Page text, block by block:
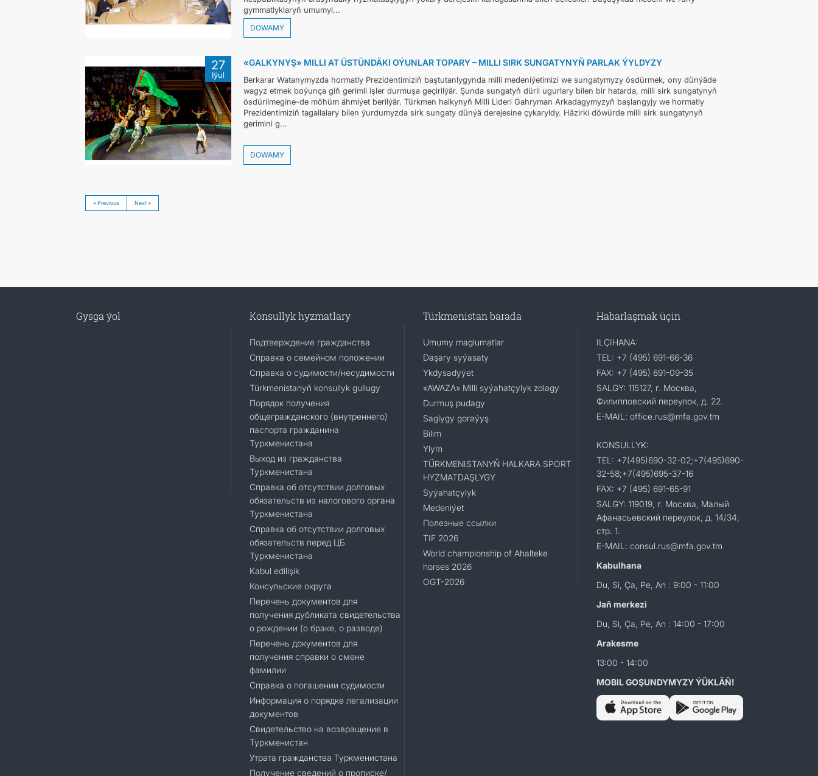
gymmatlyklaryň umumyl...
DOWAMY
27
Iýul
«GALKYNYŞ» MILLI AT ÜSTÜNDÄKI OÝUNLAR TOPARY – MILLI SIRK SUNGATYNYŇ PARLAK ÝYLDYZY
Berkarar Watanymyzda hormatly Prezidentimiziň baştutanlygynda milli medeniýetimizi we sungatymyzy ösdürmek, ony dünýäde
wagyz etmek boýunça giň gerimli işler durmuşa geçirilýär. Şunda sungatyň dürli ugurlary bilen bir hatarda, milli sirk sungatynyň
ösdürilmegine-de möhüm ähmiýet berilýär. Türkmen halkynyň Milli Lideri Gahryman Arkadagymyzyň başlangyjy we hormatly
Prezidentimiziň tagallalary bilen ýurdumyzda sirk sungaty dünýä derejesine çykaryldy. Häzirki döwürde milli sirk sungatynyň
gerimini g...
DOWAMY
« Previous Next »
Gysga ýol Konsullyk hyzmatlary
Подтверждение гражданства
Справка о семейном положении
Справка о судимости/несудимости
Türkmenistanyň konsullyk gullugy
Порядок получения
общегражданского (внутреннего)
паспорта гражданина
Туркменистана
Выход из гражданства
Туркменистана
Справка об отсутствии долговых
обязательств из налогового органа
Туркменистана
Справка об отсутствии долговых
обязательств перед ЦБ
Туркменистана
Kabul edilişik
Консульские округа
Перечень документов для
получения дубликата свидетельства
о рождении (о браке, о разводе)
Перечень документов для
получения справки о смене
фамилии
Справка о погашении судимости
Информация о порядке легализации
документов
Cвидетельство на возвращение в
Туркменистан
Утрата гражданства Туркменистана
Получение сведений о прописке/
Türkmenistan barada
Umumy maglumatlar
Daşary syýasaty
Ykdysadyýet
«AWAZA» Milli syýahatçylyk zolagy
Durmuş pudagy
Saglygy goraýyş
Bilim
Ylym
TÜRKMENISTANYŇ HALKARA SPORT
HYZMATDAŞLYGY
Syýahatçylyk
Medeniýet
Полезные ссылки
TIF 2026
World championship of Ahalteke
horses 2026
OGT-2026
Habarlaşmak üçin
ILÇIHANA:
TEL: +7 (495) 691-66-36
FAX: +7 (495) 691-09-35
SALGY: 115127, г. Москва,
Филипповский переулок, д. 22.
E-MAIL: office.rus@mfa.gov.tm
KONSULLYK:
TEL: +7(495)690-32-02;+7(495)690-
32-58;+7(495)695-37-16
FAX: +7 (495) 691-65-91
SALGY: 119019, г. Москва, Малый
Афанасьевский переулок, д. 14/34,
стр. 1.
E-MAIL: consul.rus@mfa.gov.tm
Kabulhana
Du, Si, Ça, Pe, An : 9:00 - 11:00
Jaň merkezi
Du, Si, Ça, Pe, An : 14:00 - 17:00
Arakesme
13:00 - 14:00
MOBIL GOŞUNDYMYZY ÝÜKLÄŇ!